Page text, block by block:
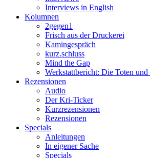
Interviews in English
Kolumnen
2gegen1
Frisch aus der Druckerei
Kamingespräch
kurz.schluss
Mind the Gap
Werkstattbericht: Die Toten und
Rezensionen
Audio
Der Kri-Ticker
Kurzrezensionen
Rezensionen
Specials
Anleitungen
In eigener Sache
Specials